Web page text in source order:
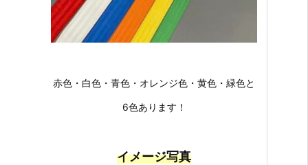
赤色・白色・青色・オレンジ色・黄色・緑色と
6色あります！
イメージ写真